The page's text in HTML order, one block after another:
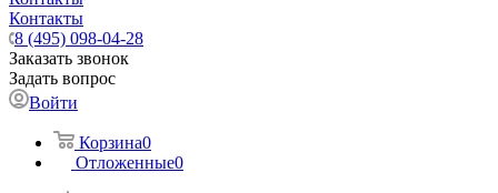
Контакты
8 (495) 098-04-28
Заказать звонок
Задать вопрос
Войти
Корзина0
Отложенные0